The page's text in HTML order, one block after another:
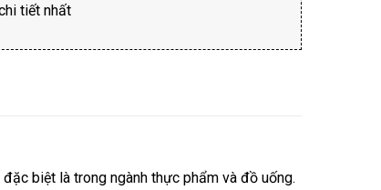
tiết nhất
biệt là trong ngành thực phẩm và đồ uống.